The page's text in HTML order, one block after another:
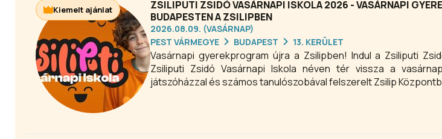
ZSILIPUTI ZSIDÓ VASÁRNAPI ISKOLA 2026 - VASÁRNAPI
BUDAPESTEN A ZSILIPBEN
2026.08.09. (VASÁRNAP)
PEST VÁRMEGYE
BUDAPEST 13. KERÜLET
Vasárnapi gyerekprogram újra a Zsilipben! Indul a Zsiliputi
Zsiliputi Zsidó Vasárnapi Iskola néven tér vissza a
játszóházzal és számos tanulószobával felszerelt Zsilip
Kiemelt ajánlat